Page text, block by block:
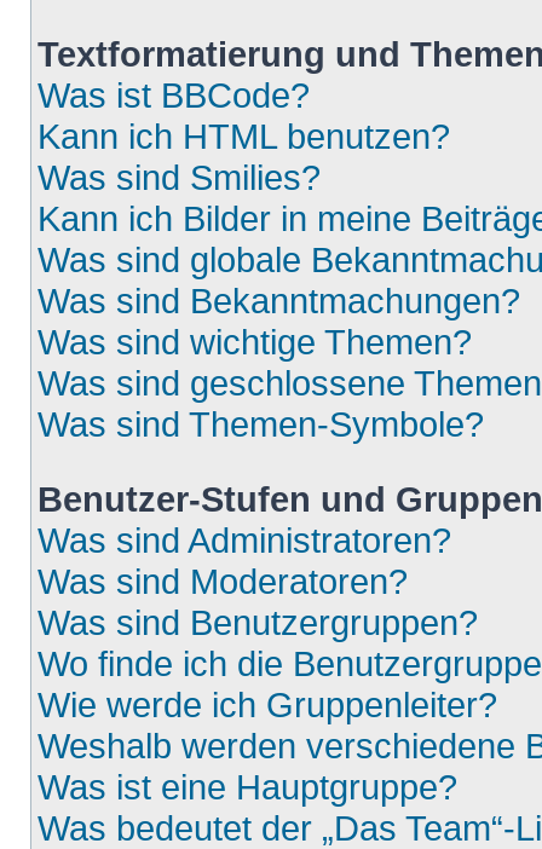
Textformatierung und
Was ist BBCode?
Kann ich HTML benutzen?
Was sind Smilies?
Kann ich Bilder in meine
Was sind globale
Was sind Bekanntmachungen?
Was sind wichtige Themen?
Was sind geschlossene
Was sind Themen-Symbole?
Benutzer-Stufen und Gruppen
Was sind Administratoren?
Was sind Moderatoren?
Was sind Benutzergruppen?
Wo finde ich die
Wie werde ich Gruppenleiter?
Weshalb werden verschiedene
Was ist eine Hauptgruppe?
Was bedeutet der „Das Team“-